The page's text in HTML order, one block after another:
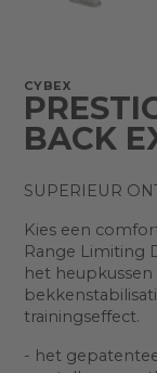
CYBEX
BACK
SUPERIEUR
Kies een
Range Limiting
het
trainingseffect.
- het